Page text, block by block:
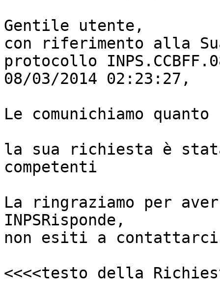
Gentile utente,
con riferimento alla
protocollo
08/03/2014 02:23:27,
Le comunichiamo quanto
la sua richiesta è
competenti
La ringraziamo per
INPSRisponde,
non esiti a
<<<<testo della